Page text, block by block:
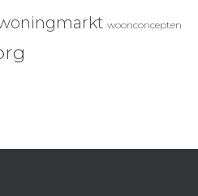
woonconcepten